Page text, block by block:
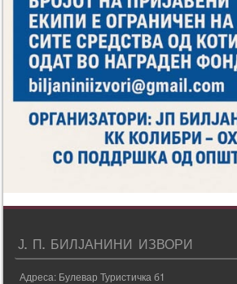
Ј. П. БИЛЈАНИНИ ИЗВОРИ
Адреса: Булевар Туристичка б1